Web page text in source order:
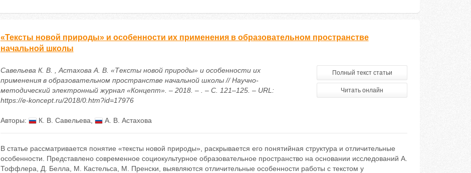
«Тексты новой природы» и особенности их применения в образовательном пространстве
начальной школы
Савельева К. В. , Астахова А. В. «Тексты новой природы» и особенности их
применения в образовательном пространстве начальной школы // Научно-
методический электронный журнал «Концепт». – 2018. – . – С. 121–125. – URL:
https://e-koncept.ru/2018/0.htm?id=17976
Полный текст статьи
Читать онлайн
Авторы: К. В. Савельева А. В. Астахова
В статье рассматривается понятие «тексты новой природы», раскрывается его понятийная структура и отличительные
особенности. Представлено современное социокультурное образовательное пространство на основании исследований А.
Тоффлера, Д. Белла, М. Кастельса, М. Пренски, выявляются отличительные особенности работы с текстом у